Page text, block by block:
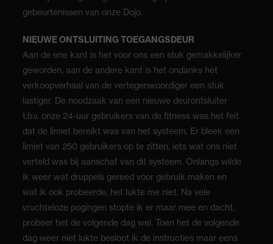
gebeurtenissen van onze Dojo.
NIEUWE ONTSLUITING TOEGANGSDEUR
Aan de ene kant is het voor ons een stuk gemakkelijker
geworden, aan de andere kant is het ondanks het
verkoopverhaal van de vertegenwoordiger een stuk
lastiger. De noodzaak van een nieuwe deurontsluiter
t.b.v. onze 24-uur gebruikers van de fitness was het feit
dat de limiet bereikt was van het systeem. Er bleek een
limiet van 250 gebruikers op te zitten, iets wat ons niet
verteld was bij aanschaf van dit systeem. Onlangs wilde
ik weer wat druppels gereed voor gebruik maken en
wat ik ook probeerde, het lukte me niet. Na vele
vruchteloze pogingen stopte ik er maar mee en dacht,
probeer het de volgende dag wel. Toen het de volgende
dag weer niet lukte besloot ik de instructies maar eens